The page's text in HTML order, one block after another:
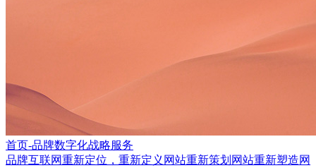
首页-品牌数字化战略服务
品牌互联网重新定位，重新定义网站重新策划网站重新塑造网